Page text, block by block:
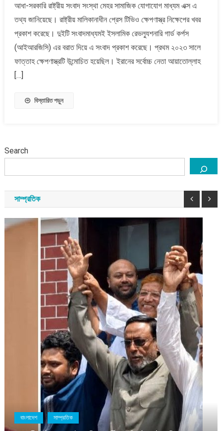
ফাত্তাহ
ক্ষেপণাস্ত্র
করেছে
ইরান
আধা-সরকারি রাষ্ট্রীয় সংবাদ সংস্থা মেহর সামাজিক যোগাযোগ মাধ্যম এক্স এ
তথ্য জানিয়েছে। রাষ্ট্রীয় মালিকানাধীন প্রেস টিভিও ক্ষেপণাস্ত্র নিক্ষেপের খবর
প্রকাশ করেছে। দুইটি সংবাদমাধ্যমই ইসলামিক রেভল্যুশনারি গার্ড কর্পস
(আইআরজিসি) এর বরাত দিয়ে এ সংবাদ প্রকাশ করেছে। প্রথম ২০২৩ সালে
ফাত্তাহ ক্ষেপণাস্ত্রটি উন্মোচিত হয়েছিল। ইরানের সর্বোচ্চ নেতা আয়াতোল্লাহ
[…]
বিস্তারিত পড়ুন
Search
সাম্প্রতিক
সাম্প্রতিক